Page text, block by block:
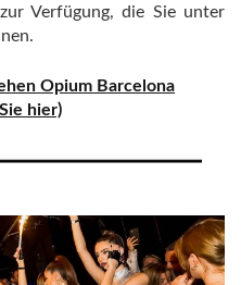
Verfügung, die Sie unter
Opium Barcelona
hier)